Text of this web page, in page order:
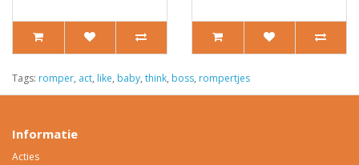
Tags: romper, act, like, baby, think, boss, rompertjes
Informatie
Acties